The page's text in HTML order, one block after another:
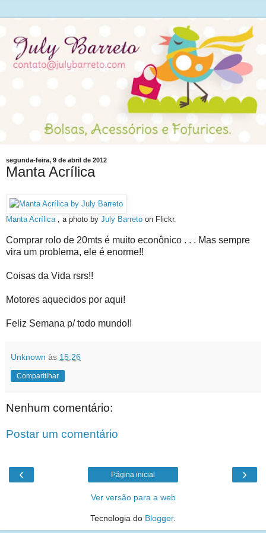
segunda-feira, 9 de abril de 2012
Manta Acrílica
Manta Acrílica , a photo by July Barreto on Flickr.
Comprar rolo de 20mts é muito econônico . . . Mas sempre
vira um problema, ele é enorme!!
Coisas da Vida rsrs!!
Motores aquecidos por aqui!
Feliz Semana p/ todo mundo!!
Unknown às 15:26
Compartilhar
Nenhum comentário:
Postar um comentário
‹ ›
Página inicial
Ver versão para a web
Tecnologia do Blogger.